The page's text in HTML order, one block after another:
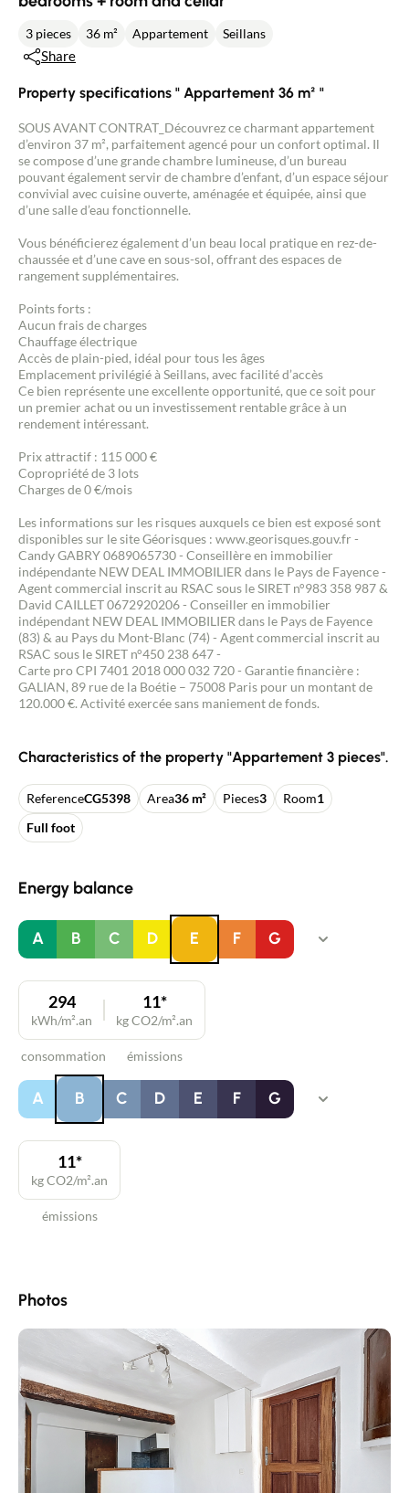
3 pieces 36 m² Appartement Seillans
Share
Property specifications " Appartement 36 m² "
SOUS AVANT CONTRAT_Découvrez ce charmant appartement
d’environ 37 m², parfaitement agencé pour un confort optimal. Il
se compose d’une grande chambre lumineuse, d’un bureau
pouvant également servir de chambre d’enfant, d’un espace séjour
convivial avec cuisine ouverte, aménagée et équipée, ainsi que
d’une salle d’eau fonctionnelle.
Vous bénéficierez également d’un beau local pratique en rez-de-
chaussée et d’une cave en sous-sol, offrant des espaces de
rangement supplémentaires.
Points forts :
Aucun frais de charges
Chauffage électrique
Accès de plain-pied, idéal pour tous les âges
Emplacement privilégié à Seillans, avec facilité d’accès
Ce bien représente une excellente opportunité, que ce soit pour
un premier achat ou un investissement rentable grâce à un
rendement intéressant.
Prix attractif : 115 000 €
Copropriété de 3 lots
Charges de 0 €/mois
Les informations sur les risques auxquels ce bien est exposé sont
disponibles sur le site Géorisques : www.georisques.gouv.fr -
Candy GABRY 0689065730 - Conseillère en immobilier
indépendante NEW DEAL IMMOBILIER dans le Pays de Fayence -
Agent commercial inscrit au RSAC sous le SIRET n°983 358 987 &
David CAILLET 0672920206 - Conseiller en immobilier
indépendant NEW DEAL IMMOBILIER dans le Pays de Fayence
(83) & au Pays du Mont-Blanc (74) - Agent commercial inscrit au
RSAC sous le SIRET n°450 238 647 -
Carte pro CPI 7401 2018 000 032 720 - Garantie financière :
GALIAN, 89 rue de la Boétie – 75008 Paris pour un montant de
120.000 €. Activité exercée sans maniement de fonds.
Characteristics of the property "Appartement 3 pieces".
ReferenceCG5398 Area36 m² Pieces3 Room1
Full foot
Energy balance
A B C D E F G
consommation
294
kWh/m².an
émissions
11*
kg CO2/m².an
A B C D E F G
émissions
11*
kg CO2/m².an
Photos